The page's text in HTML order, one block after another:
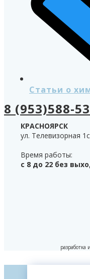
Статьи о
8 (953)588-
КРАСНОЯРСК
ул. Телевизорная
Время работы:
с 8 до 22 без